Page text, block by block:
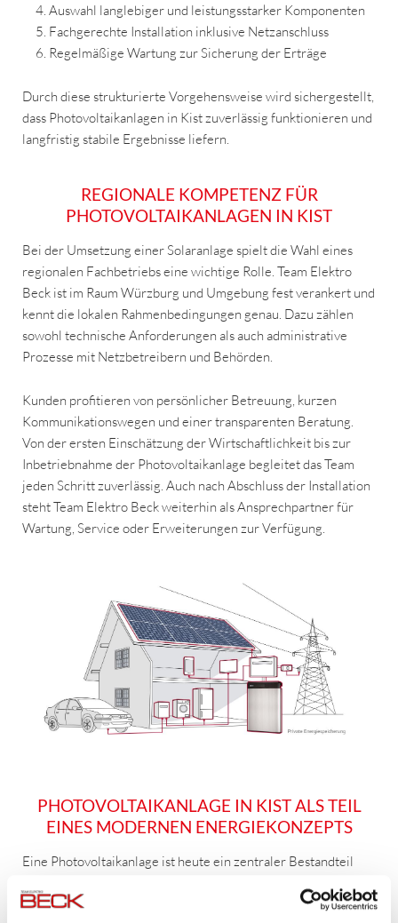
Auswahl langlebiger und leistungsstarker Komponenten
Fachgerechte Installation inklusive Netzanschluss
Regelmäßige Wartung zur Sicherung der Erträge
Durch diese strukturierte Vorgehensweise wird sichergestellt,
dass Photovoltaikanlagen in Kist zuverlässig funktionieren und
langfristig stabile Ergebnisse liefern.
REGIONALE KOMPETENZ FÜR
PHOTOVOLTAIKANLAGEN IN KIST
Bei der Umsetzung einer Solaranlage spielt die Wahl eines
regionalen Fachbetriebs eine wichtige Rolle. Team Elektro
Beck ist im Raum Würzburg und Umgebung fest verankert und
kennt die lokalen Rahmenbedingungen genau. Dazu zählen
sowohl technische Anforderungen als auch administrative
Prozesse mit Netzbetreibern und Behörden.
Kunden profitieren von persönlicher Betreuung, kurzen
Kommunikationswegen und einer transparenten Beratung.
Von der ersten Einschätzung der Wirtschaftlichkeit bis zur
Inbetriebnahme der Photovoltaikanlage begleitet das Team
jeden Schritt zuverlässig. Auch nach Abschluss der Installation
steht Team Elektro Beck weiterhin als Ansprechpartner für
Wartung, Service oder Erweiterungen zur Verfügung.
PHOTOVOLTAIKANLAGE IN KIST ALS TEIL
EINES MODERNEN ENERGIEKONZEPTS
Eine Photovoltaikanlage ist heute ein zentraler Bestandteil
Stromspeichern, intelligenten Steuerungssystemen oder E-